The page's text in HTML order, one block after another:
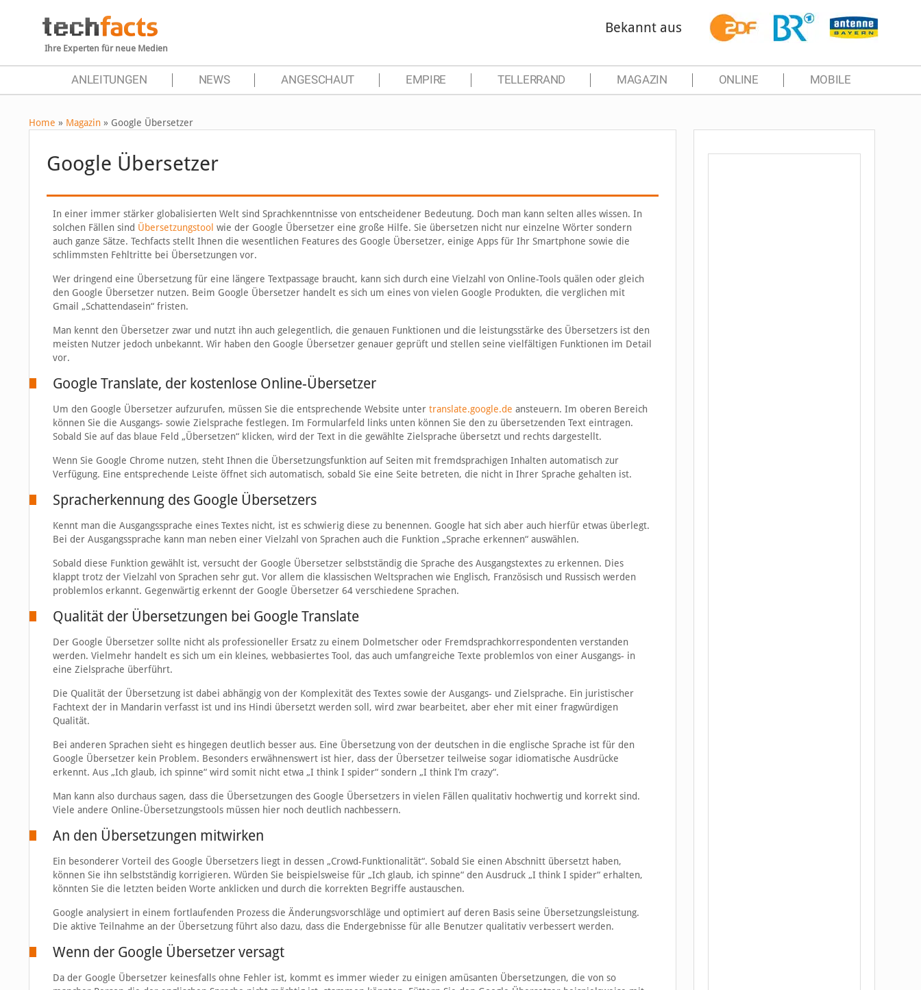
Ihre Experten für neue Medien
Bekannt aus
ANLEITUNGEN NEWS ANGESCHAUT EMPIRE TELLERRAND MAGAZIN ONLINE MOBILE
Home » Magazin » Google Übersetzer
Google Übersetzer
In einer immer stärker globalisierten Welt sind Sprachkenntnisse von entscheidener Bedeutung. Doch man kann selten alles wissen. In
solchen Fällen sind Übersetzungstool wie der Google Übersetzer eine große Hilfe. Sie übersetzen nicht nur einzelne Wörter sondern
auch ganze Sätze. Techfacts stellt Ihnen die wesentlichen Features des Google Übersetzer, einige Apps für Ihr Smartphone sowie die
schlimmsten Fehltritte bei Übersetzungen vor.
Wer dringend eine Übersetzung für eine längere Textpassage braucht, kann sich durch eine Vielzahl von Online-Tools quälen oder gleich
den Google Übersetzer nutzen. Beim Google Übersetzer handelt es sich um eines von vielen Google Produkten, die verglichen mit
Gmail „Schattendasein“ fristen.
Man kennt den Übersetzer zwar und nutzt ihn auch gelegentlich, die genauen Funktionen und die leistungsstärke des Übersetzers ist den
meisten Nutzer jedoch unbekannt. Wir haben den Google Übersetzer genauer geprüft und stellen seine vielfältigen Funktionen im Detail
vor.
Google Translate, der kostenlose Online-Übersetzer
Um den Google Übersetzer aufzurufen, müssen Sie die entsprechende Website unter translate.google.de ansteuern. Im oberen Bereich
können Sie die Ausgangs- sowie Zielsprache festlegen. Im Formularfeld links unten können Sie den zu übersetzenden Text eintragen.
Sobald Sie auf das blaue Feld „Übersetzen“ klicken, wird der Text in die gewählte Zielsprache übersetzt und rechts dargestellt.
Wenn Sie Google Chrome nutzen, steht Ihnen die Übersetzungsfunktion auf Seiten mit fremdsprachigen Inhalten automatisch zur
Verfügung. Eine entsprechende Leiste öffnet sich automatisch, sobald Sie eine Seite betreten, die nicht in Ihrer Sprache gehalten ist.
Spracherkennung des Google Übersetzers
Kennt man die Ausgangssprache eines Textes nicht, ist es schwierig diese zu benennen. Google hat sich aber auch hierfür etwas überlegt.
Bei der Ausgangssprache kann man neben einer Vielzahl von Sprachen auch die Funktion „Sprache erkennen“ auswählen.
Sobald diese Funktion gewählt ist, versucht der Google Übersetzer selbstständig die Sprache des Ausgangstextes zu erkennen. Dies
klappt trotz der Vielzahl von Sprachen sehr gut. Vor allem die klassischen Weltsprachen wie Englisch, Französisch und Russisch werden
problemlos erkannt. Gegenwärtig erkennt der Google Übersetzer 64 verschiedene Sprachen.
Qualität der Übersetzungen bei Google Translate
Der Google Übersetzer sollte nicht als professioneller Ersatz zu einem Dolmetscher oder Fremdsprachkorrespondenten verstanden
werden. Vielmehr handelt es sich um ein kleines, webbasiertes Tool, das auch umfangreiche Texte problemlos von einer Ausgangs- in
eine Zielsprache überführt.
Die Qualität der Übersetzung ist dabei abhängig von der Komplexität des Textes sowie der Ausgangs- und Zielsprache. Ein juristischer
Fachtext der in Mandarin verfasst ist und ins Hindi übersetzt werden soll, wird zwar bearbeitet, aber eher mit einer fragwürdigen
Qualität.
Bei anderen Sprachen sieht es hingegen deutlich besser aus. Eine Übersetzung von der deutschen in die englische Sprache ist für den
Google Übersetzer kein Problem. Besonders erwähnenswert ist hier, dass der Übersetzer teilweise sogar idiomatische Ausdrücke
erkennt. Aus „Ich glaub, ich spinne“ wird somit nicht etwa „I think I spider“ sondern „I think I’m crazy“.
Man kann also durchaus sagen, dass die Übersetzungen des Google Übersetzers in vielen Fällen qualitativ hochwertig und korrekt sind.
Viele andere Online-Übersetzungstools müssen hier noch deutlich nachbessern.
An den Übersetzungen mitwirken
Ein besonderer Vorteil des Google Übersetzers liegt in dessen „Crowd-Funktionalität“. Sobald Sie einen Abschnitt übersetzt haben,
können Sie ihn selbstständig korrigieren. Würden Sie beispielsweise für „Ich glaub, ich spinne“ den Ausdruck „I think I spider“ erhalten,
könnten Sie die letzten beiden Worte anklicken und durch die korrekten Begriffe austauschen.
Google analysiert in einem fortlaufenden Prozess die Änderungsvorschläge und optimiert auf deren Basis seine Übersetzungsleistung.
Die aktive Teilnahme an der Übersetzung führt also dazu, dass die Endergebnisse für alle Benutzer qualitativ verbessert werden.
Wenn der Google Übersetzer versagt
Da der Google Übersetzer keinesfalls ohne Fehler ist, kommt es immer wieder zu einigen amüsanten Übersetzungen, die von so